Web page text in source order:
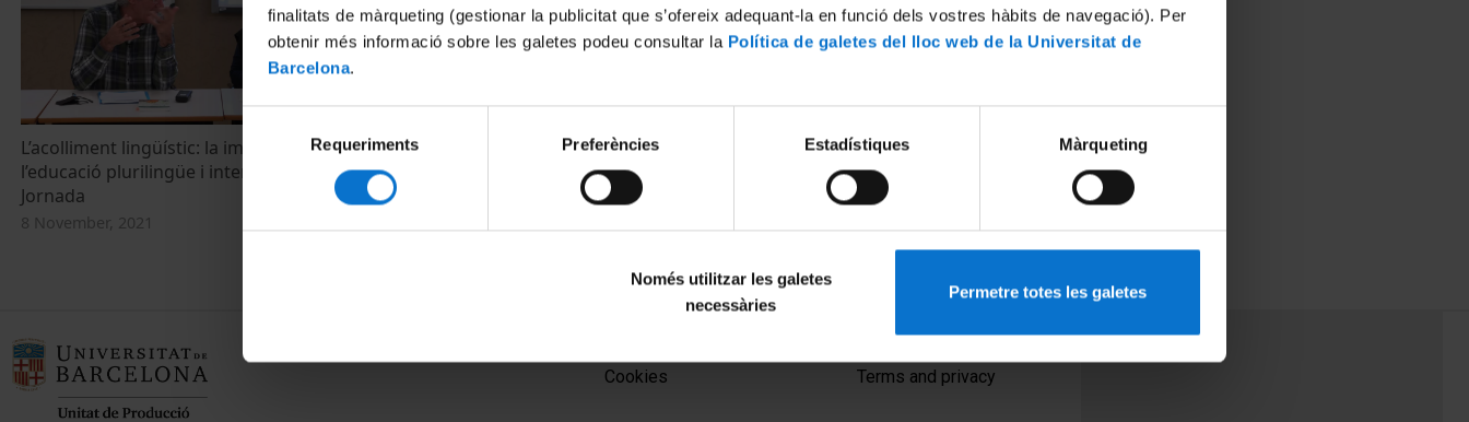
finalitats de màrqueting (gestionar la publicitat que s’ofereix adequant-la en funció dels vostres hàbits de navegació). Per
obtenir més informació sobre les galetes podeu consultar la Política de galetes del lloc web de la Universitat de
Barcelona.
Selecció
de
consentiment
Requeriments Preferències Estadístiques Màrqueting
Només utilitzar les galetes
necessàries
Permetre totes les galetes
L’acolliment lingüístic: la immersió i
l’educació plurilingüe i intercultural. 2a.
Jornada
8 November, 2021
L’acolliment lingüístic: la immersió i
l’educació plurilingüe i intercultural. 1a.
Jornada
Cookies
PEU 2
Terms and privacy
PEU 3